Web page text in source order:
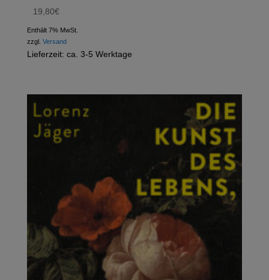
19,80€
Enthält 7% MwSt.
zzgl. Versand
Lieferzeit: ca. 3-5 Werktage